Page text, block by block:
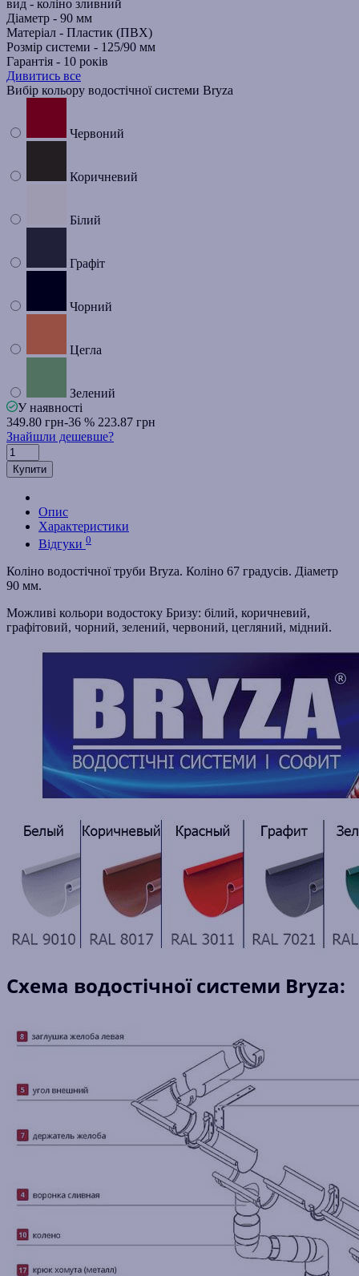
вид - коліно зливний
Діаметр - 90 мм
Матеріал - Пластик (ПВХ)
Розмір системи - 125/90 мм
Гарантія - 10 років
Дивитись все
Вибір кольору водостічної системи Bryza
Червоний
Коричневий
Білий
Графіт
Чорний
Цегла
Зелений
У наявності
349.80 грн-36 % 223.87 грн
Знайшли дешевше?
Купити
Опис
Характеристики
Відгуки 0
Коліно водостічної труби Bryza. Коліно 67 градусів. Діаметр
90 мм.
Можливі кольори водостоку Бризу: білий, коричневий,
графітовий, чорний, зелений, червоний, цегляний, мідний.
Схема водостічної системи Bryza: